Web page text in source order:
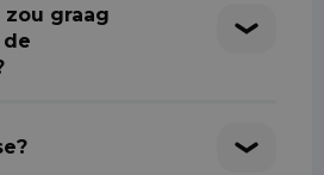
graag
de